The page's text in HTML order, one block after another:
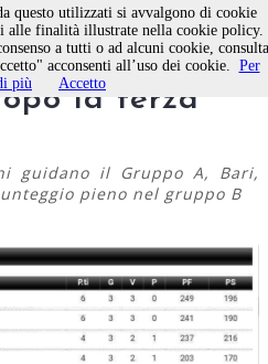
il punto del
la terza
guidano il Gruppo A, Bari,
pieno nel gruppo B
questo utilizzati si avvalgono di cookie
alle finalità illustrate nella cookie policy.
a tutti o ad alcuni cookie, consulta
acconsenti all’uso dei cookie. Per
più
Accetto